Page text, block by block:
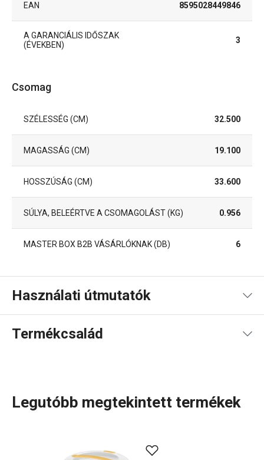
EAN 8595028449846
A GARANCIÁLIS IDŐSZAK
(ÉVEKBEN)
3
Csomag
SZÉLESSÉG (CM) 32.500
MAGASSÁG (CM) 19.100
HOSSZÚSÁG (CM) 33.600
SÚLYA, BELEÉRTVE A CSOMAGOLÁST (KG) 0.956
MASTER BOX B2B VÁSÁRLÓKNAK (DB) 6
Használati útmutatók
Használati útmutató és biztonsági információk
Termékcsalád
munkád? A DELÍCIA termékcsaládban minden sütni
Legutóbb megtekintett termékek